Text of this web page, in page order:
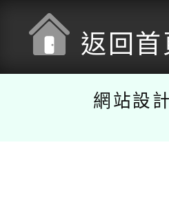
返回首
網站設